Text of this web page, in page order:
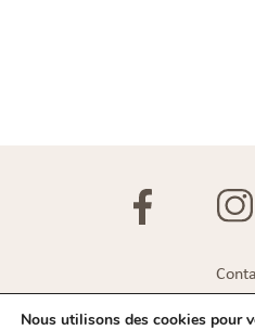
Nous utilisons des cookies pour